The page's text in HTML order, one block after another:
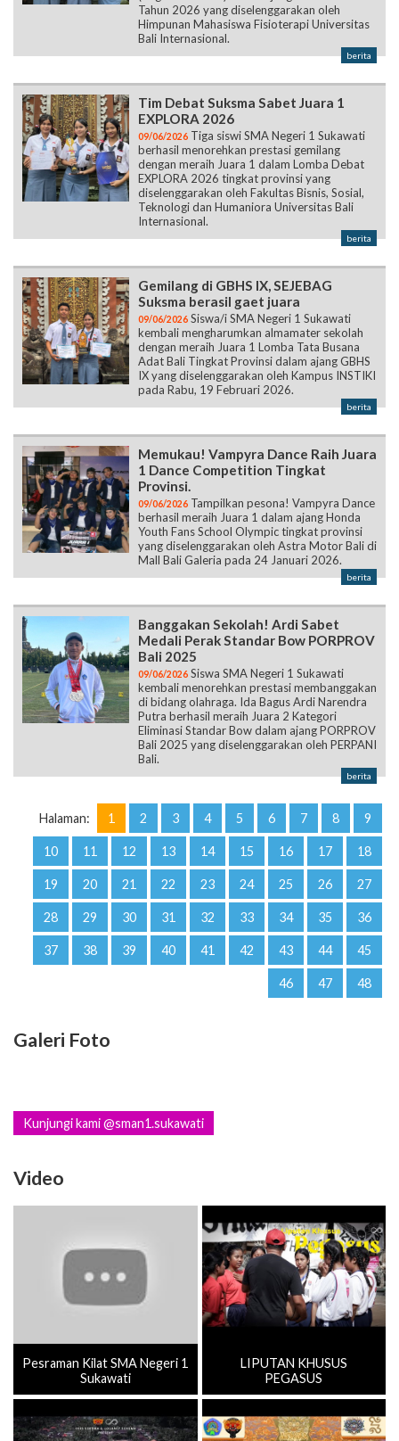
Tahun 2026 yang diselenggarakan oleh
Himpunan Mahasiswa Fisioterapi Universitas
Bali Internasional.
berita
Tim Debat Suksma Sabet Juara 1
EXPLORA 2026
09/06/2026 Tiga siswi SMA Negeri 1 Sukawati
berhasil menorehkan prestasi gemilang
dengan meraih Juara 1 dalam Lomba Debat
EXPLORA 2026 tingkat provinsi yang
diselenggarakan oleh Fakultas Bisnis, Sosial,
Teknologi dan Humaniora Universitas Bali
Internasional.
berita
Gemilang di GBHS IX, SEJEBAG
Suksma berasil gaet juara
09/06/2026 Siswa/i SMA Negeri 1 Sukawati
kembali mengharumkan almamater sekolah
dengan meraih Juara 1 Lomba Tata Busana
Adat Bali Tingkat Provinsi dalam ajang GBHS
IX yang diselenggarakan oleh Kampus INSTIKI
pada Rabu, 19 Februari 2026.
berita
Memukau! Vampyra Dance Raih Juara
1 Dance Competition Tingkat
Provinsi.
09/06/2026 Tampilkan pesona! Vampyra Dance
berhasil meraih Juara 1 dalam ajang Honda
Youth Fans School Olympic tingkat provinsi
yang diselenggarakan oleh Astra Motor Bali di
Mall Bali Galeria pada 24 Januari 2026.
berita
Banggakan Sekolah! Ardi Sabet
Medali Perak Standar Bow PORPROV
Bali 2025
09/06/2026 Siswa SMA Negeri 1 Sukawati
kembali menorehkan prestasi membanggakan
di bidang olahraga. Ida Bagus Ardi Narendra
Putra berhasil meraih Juara 2 Kategori
Eliminasi Standar Bow dalam ajang PORPROV
Bali 2025 yang diselenggarakan oleh PERPANI
Bali.
berita
Halaman: 1 2 3 4 5 6 7 8 9
10 11 12 13 14 15 16 17 18
19 20 21 22 23 24 25 26 27
28 29 30 31 32 33 34 35 36
37 38 39 40 41 42 43 44 45
46 47 48
Galeri Foto
Kunjungi kami @sman1.sukawati
Video
Pesraman Kilat SMA Negeri 1
Sukawati
LIPUTAN KHUSUS
PEGASUS